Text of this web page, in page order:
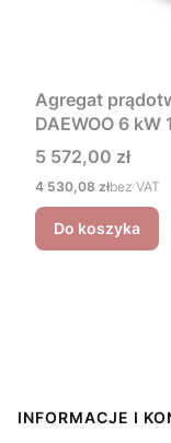
Agregat
DAEWOO 6 kW
Cena
5 572,00 zł
Cena
4 530,08 złbez VAT
Do koszyka
Linki w
INFORMACJE I